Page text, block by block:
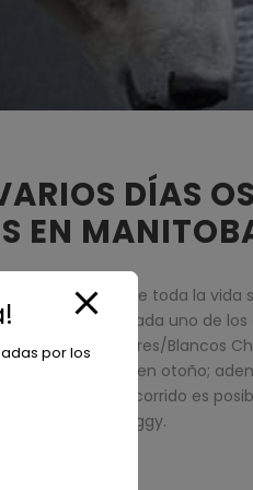
DÍAS
EN
podrá gozar de toda la vida
el entorno. Cada uno de los
Tour osos polares/Blancos
es en verano o en otoño;
especies. El recorrido es
4*4 o en Buggy.
por los